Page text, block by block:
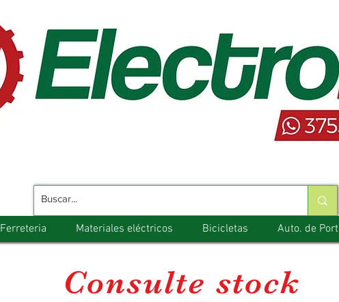
Ferreteria Materiales eléctricos Bicicletas Auto. de
Consulte stock